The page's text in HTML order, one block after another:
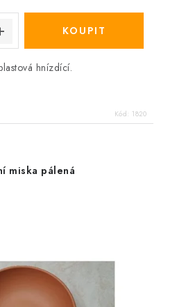
hnízdící.
Kód: 1820
miska pálená